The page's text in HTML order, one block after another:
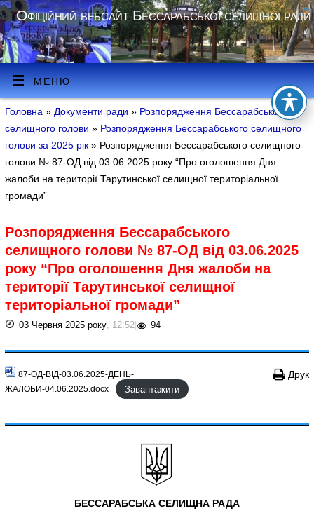
Офіційний вебсайт Бессарабської селищної ради
МЕНЮ
Головна » Документи ради» Розпорядження Бессарабського
селищного голови» Розпорядження Бессарабського селищного
голови за 2025 рік» Розпорядження Бессарабського селищного
голови № 87-ОД від 03.06.2025 року “Про оголошення Дня
жалоби на території Тарутинської селищної територіальної
громади”
Розпорядження Бессарабського
селищного голови № 87-ОД від 03.06.2025
року “Про оголошення Дня жалоби на
території Тарутинської селищної
територіальної громади”
03 Червня 2025 року, 12:52| 94
87-ОД-ВІД-03.06.2025-ДЕНЬ-
ЖАЛОБИ-04.06.2025.docx
Завантажити
Друк
БЕССАРАБСЬКА СЕЛИЩНА РАДА